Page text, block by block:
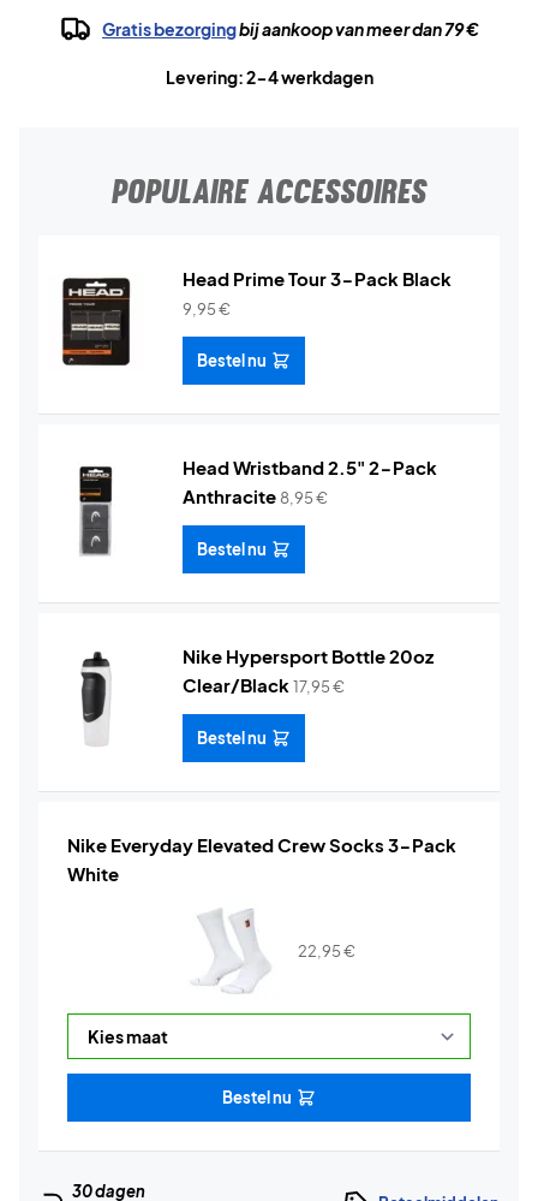
Gratis bezorgingbij aankoop van meer dan 79 €
Levering: 2-4 werkdagen
POPULAIRE ACCESSOIRES
Head Prime Tour 3-Pack Black
9,95€
Bestel nu
Head Wristband 2.5" 2-Pack
Anthracite 8,95€
Bestel nu
Nike Hypersport Bottle 20oz
Clear/Black17,95€
Bestel nu
Nike Everyday Elevated Crew Socks 3-Pack
White
22,95€
Bestel nu
30 dagen